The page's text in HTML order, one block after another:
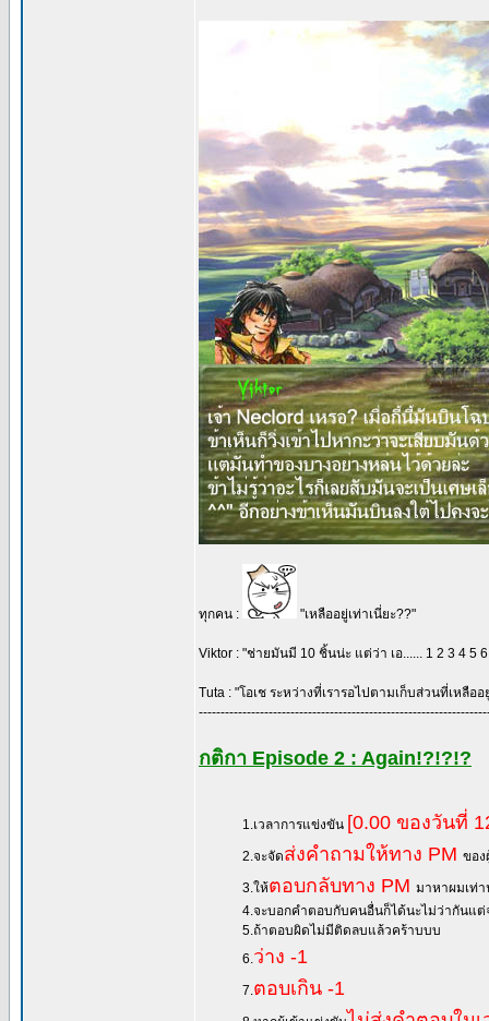
ทุกคน : "เหลืออยู่เท่าเนี่ยะ??"
Viktor : "ช่ายมันมี 10 ชิ้นน่ะ แต่ว่า เอ...... 1 2 3 4 5
Tuta : "โอเช ระหว่างที่เรารอไปตามเก็บส่วนที่เหลื
กติกา Episode 2 : Again!?!?!?
1.เวลาการแข่งขัน [0.00 ของวันที่
2.จะจัดส่งคำถามให้ทาง PM ขอ
3.ให้ตอบกลับทาง PM มาหาผมเท่
4.จะบอกคำตอบกับคนอื่นก็ได้นะไม่ว่ากันแต่
5.ถ้าตอบผิดไม่มีติดลบแล้วคร้าบบบ
6.ว่าง -1
7.ตอบเกิน -1